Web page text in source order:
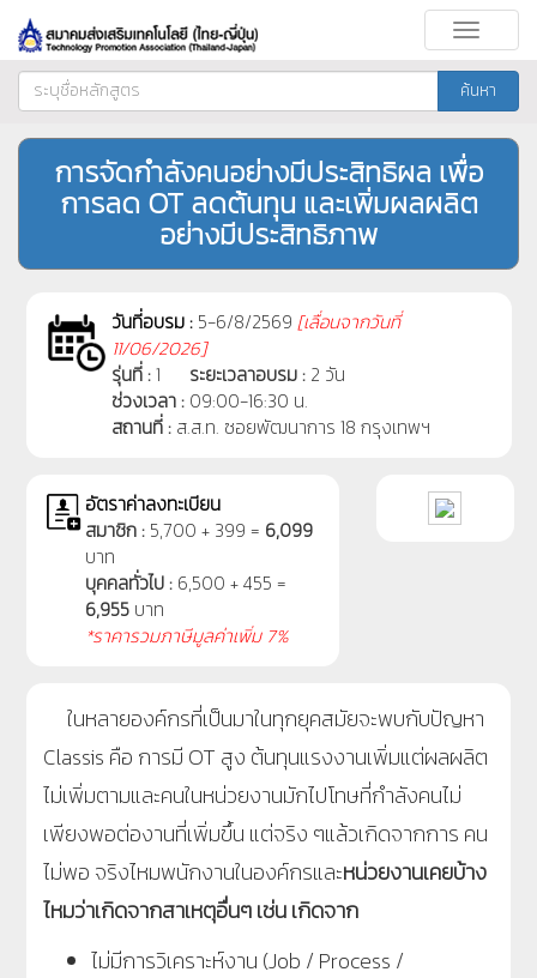
Toggle
ค้นหา
การจัดกำลังคนอย่างมีประสิทธิผล เพื่อ
การลด OT ลดต้นทุน และเพิ่มผลผลิต
อย่างมีประสิทธิภาพ
วันที่อบรม : 5-6/8/2569 [เลื่อนจากวันที่
11/06/2026]
รุ่นที่ :1 ระยะเวลาอบรม : 2 วัน
ช่วงเวลา : 09:00-16:30 น.
สถานที่ : ส.ส.ท. ซอยพัฒนาการ 18 กรุงเทพฯ
อัตราค่าลงทะเบียน
สมาชิก : 5,700 + 399 = 6,099
บาท
บุคคลทั่วไป : 6,500 + 455 =
6,955 บาท
*ราคารวมภาษีมูลค่าเพิ่ม 7%
ในหลายองค์กรที่เป็นมาในทุกยุคสมัยจะพบกับปัญหา
Classis คือ การมี OT สูง ต้นทุนแรงงานเพิ่มแต่ผลผลิต
ไม่เพิ่มตามและคนในหน่วยงานมักไปโทษที่กำลังคนไม่
เพียงพอต่องานที่เพิ่มขึ้น แต่จริง ๆแล้วเกิดจากการ คน
ไม่พอ จริงไหมพนักงานในองค์กรและหน่วยงานเคยบ้าง
ไหมว่าเกิดจากสาเหตุอื่นๆ เช่น เกิดจาก
ไม่มีการวิเคราะห์งาน (Job / Process /